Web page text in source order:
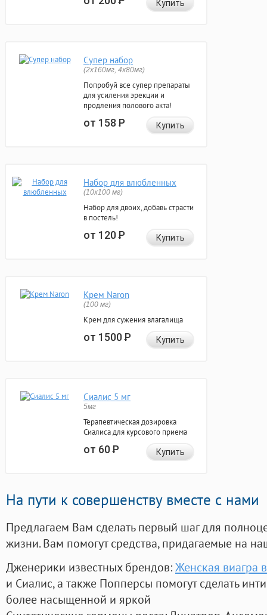
Купить
Супер набор
(2х160мг, 4х80мг)
Попробуй все супер препараты
для усиления эрекции и
продления полового акта!
от 158Р Купить
Набор для влюбленных
(10х100 мг)
Набор для двоих, добавь страсти
в постель!
от 120Р Купить
Крем Naron
(100 мг)
Крем для сужения влагалища
от 1500Р Купить
Сиалис 5 мг
5мг
Терапевтическая дозировка
Сиалиса для курсового приема
от 60Р Купить
На пути к совершенству вместе с нами
Предлагаем Вам сделать первый шаг для
жизни. Вам помогут средства, придагаемые на
Дженерики известных брендов:Женская виагра
и Сиалис, а также Попперсы помогут сделать
более насыщенной и яркой